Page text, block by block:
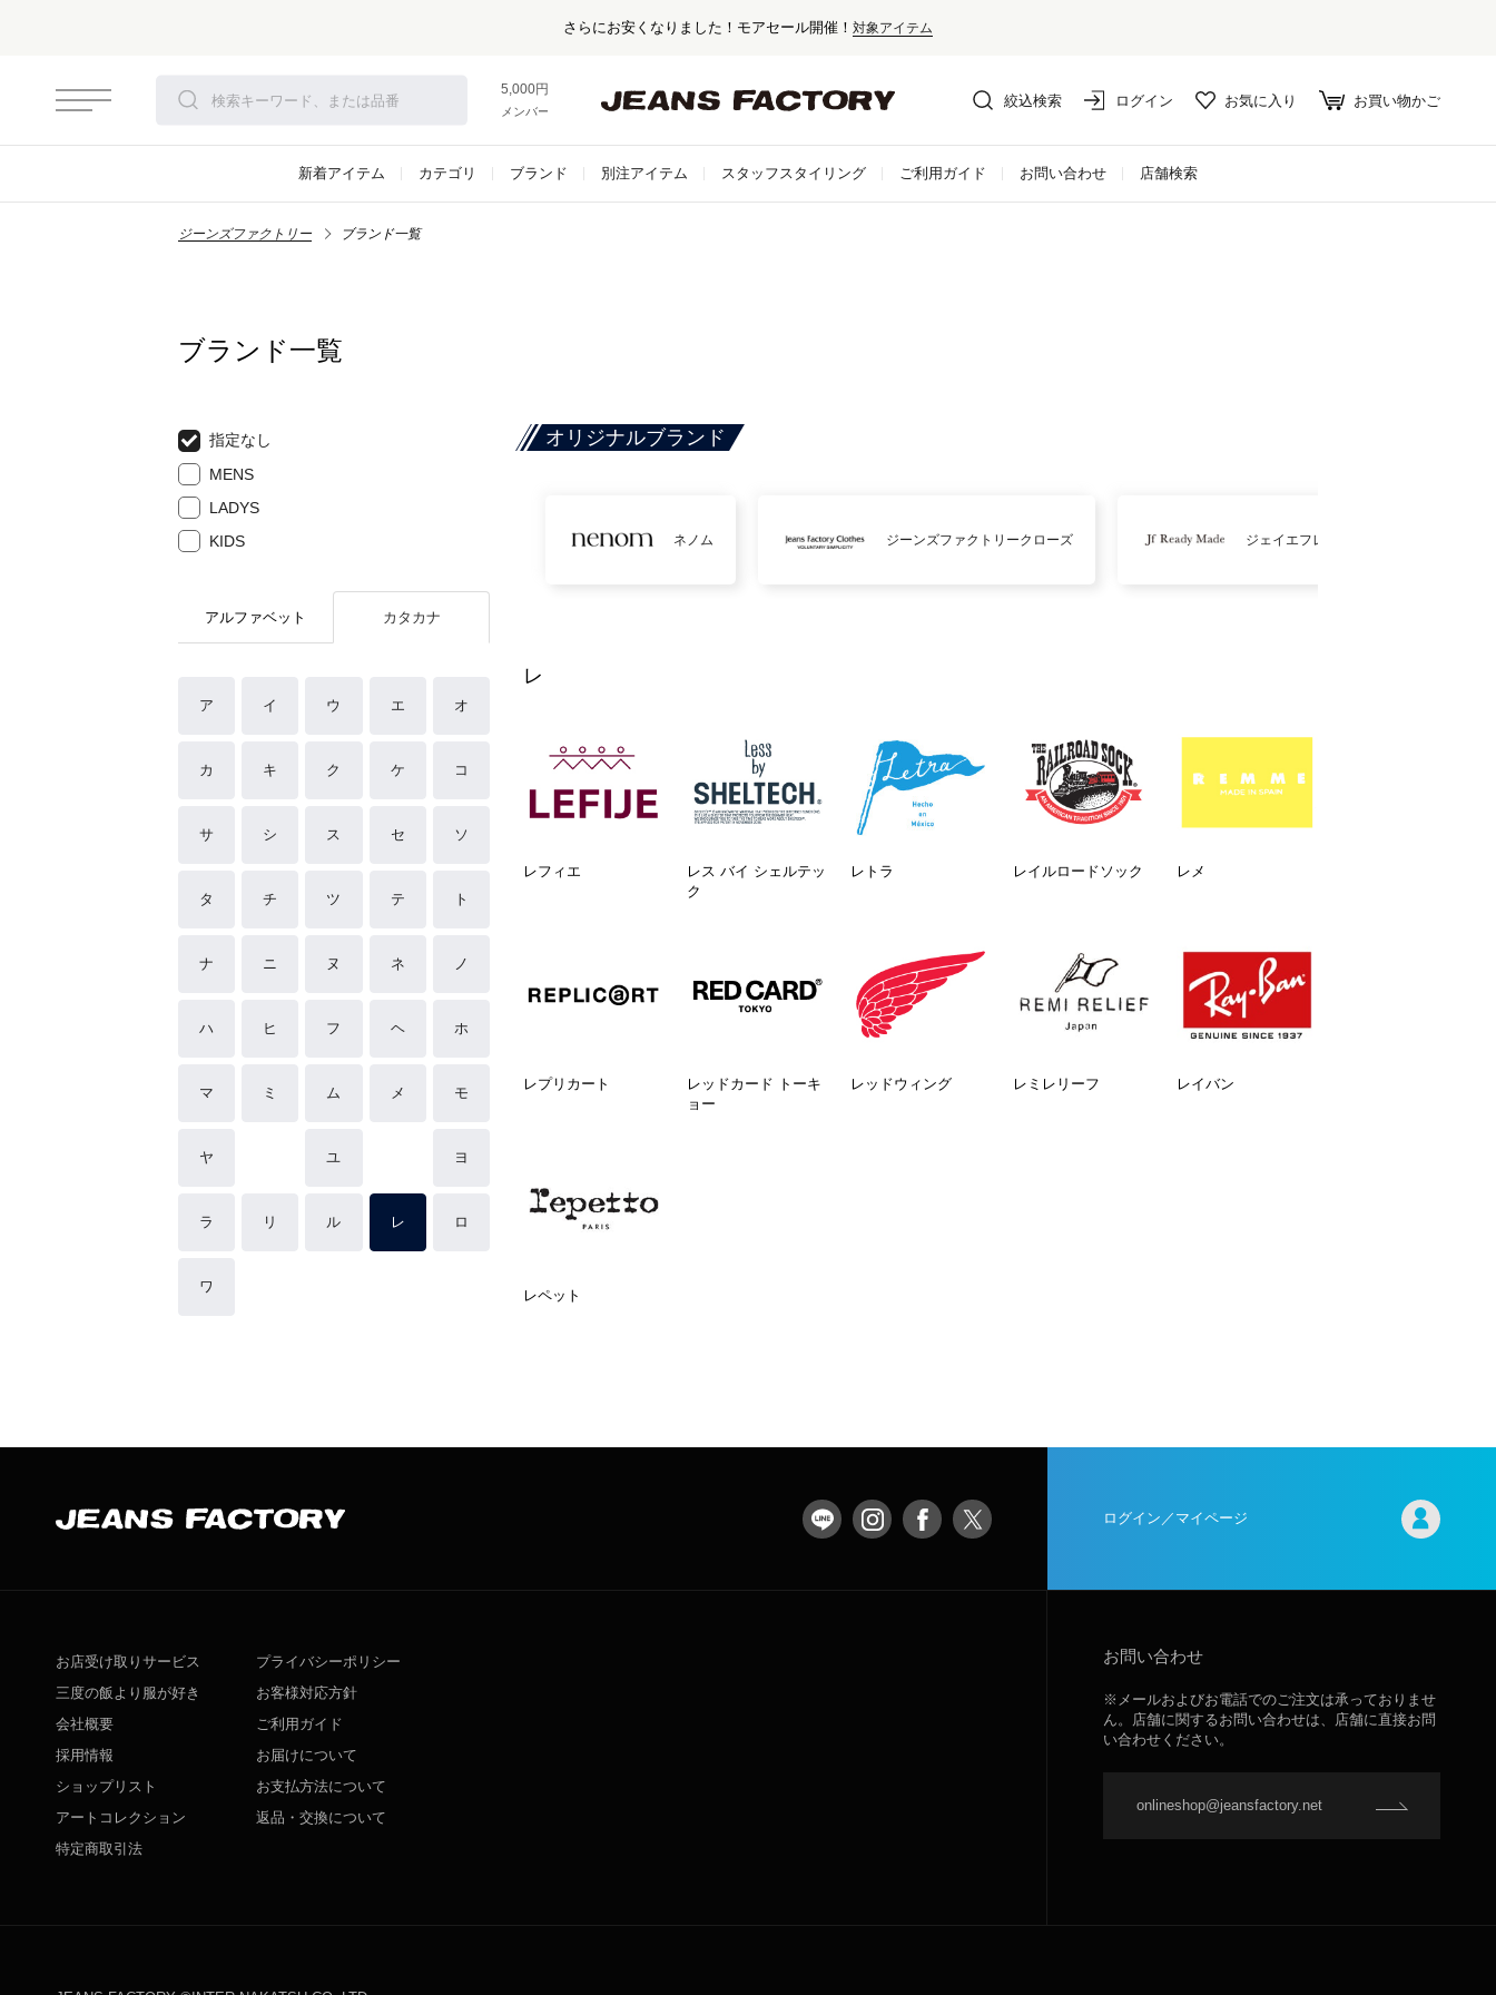
さらにお安くなりました！モアセール開催！対象アイテム
5,000円以上お買い上げで送料無料！
メンバー登録でお得な情報をゲット。さらに詳しく
絞込検索 ログイン お気に入り お買い物かご
新着アイテム カテゴリ ブランド 別注アイテム スタッフスタイリング ご利用ガイド お問い合わせ 店舗検索
ジーンズファクトリー ブランド一覧
ブランド一覧
指定なし
MENS
LADYS
KIDS
アルファベット カタカナ
ア イ ウ エ オ
カ キ ク ケ コ
サ シ ス セ ソ
タ チ ツ テ ト
ナ ニ ヌ ネ ノ
ハ ヒ フ ヘ ホ
マ ミ ム メ モ
ヤ ユ ヨ
ラ リ ル レ ロ
ワ
オリジナルブランド
ネノム ジーンズファクトリークローズ ジェイエフレディメイド
レ
レフィエ
レス バイ シェルテッ
ク
レトラ レイルロードソック レメ
レプリカート
レッドカード トーキ
ョー
レッドウィング レミレリーフ レイバン
レペット
ログイン／マイページ
お店受け取りサービス
三度の飯より服が好き
会社概要
採用情報
ショップリスト
アートコレクション
特定商取引法
プライバシーポリシー
お客様対応方針
ご利用ガイド
お届けについて
お支払方法について
返品・交換について
お問い合わせ
※メールおよびお電話でのご注文は承っておりませ
ん。店舗に関するお問い合わせは、店舗に直接お問
い合わせください。
onlineshop@jeansfactory.net